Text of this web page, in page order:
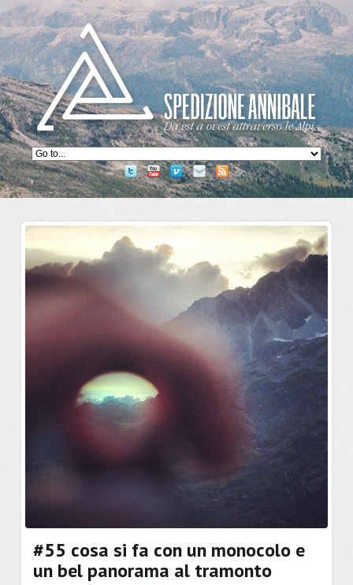
#55 cosa si fa con un monocolo e
un bel panorama al tramonto